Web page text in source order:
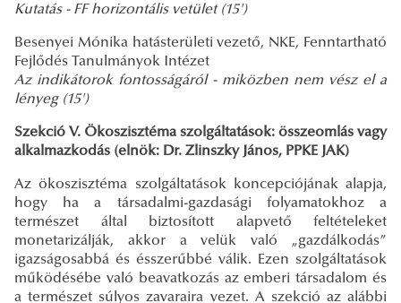
Kutatás - FF horizontális vetület (15')
Besenyei Mónika hatásterületi vezető, NKE, Fenntartható
Fejlődés Tanulmányok Intézet
Az indikátorok fontosságáról - miközben nem vész el a
lényeg (15')
Szekció V. Ökoszisztéma szolgáltatások: összeomlás vagy
alkalmazkodás (elnök: Dr. Zlinszky János, PPKE JAK)
Az ökoszisztéma szolgáltatások koncepciójának alapja,
hogy ha a társadalmi-gazdasági folyamatokhoz a
természet által biztosított alapvető feltételeket
monetarizálják, akkor a velük való „gazdálkodás”
igazságosabbá és ésszerűbbé válik. Ezen szolgáltatások
működésébe való beavatkozás az emberi társadalom és
a természet súlyos zavaraira vezet. A szekció az alábbi